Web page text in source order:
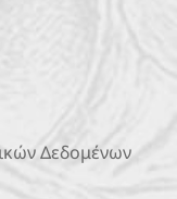
Δεδομένων